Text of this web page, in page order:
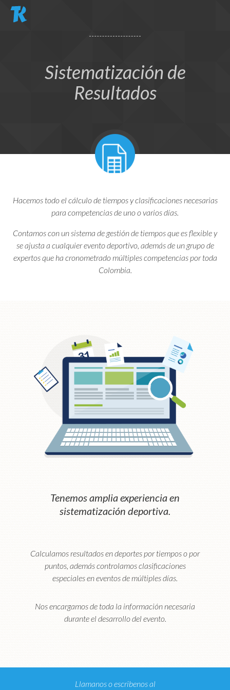
Pasar al contenido principal
Sistematización de
Resultados
Hacemos todo el cálculo de tiempos y clasificaciones necesarias
para competencias de uno o varios días.
Contamos con un sistema de gestión de tiempos que es flexible y
se ajusta a cualquier evento deportivo, además de un grupo de
expertos que ha cronometrado múltiples competencias por toda
Colombia.
Tenemos amplia experiencia en
sistematización deportiva.
Calculamos resultados en deportes por tiempos o por
puntos, además controlamos clasificaciones
especiales en eventos de múltiples días.
Nos encargamos de toda la información necesaria
durante el desarrollo del evento.
Llamanos o escribenos al